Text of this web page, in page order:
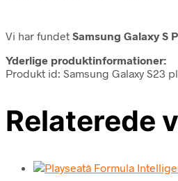
Vi har fundet Samsung Galaxy S
Yderlige produktinformationer:
Produkt id: Samsung Galaxy S23
Relaterede